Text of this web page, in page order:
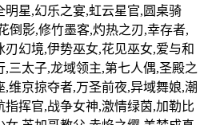
明星,幻乐之宴,虹云星官,圆桌骑
倒影,修竹墨客,灼热之刃,幸存者,
刃幻境,伊势巫女,花见巫女,爱与和
三太子,龙域领主,第七人偶,圣殿之
维京掠夺者,万圣前夜,异域舞娘,潮
指挥官,战争女神,激情绿茵,加勒比